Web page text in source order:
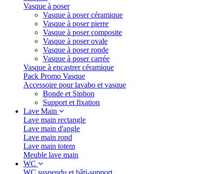
Vasque à poser
Vasque à poser céramique
Vasque à poser pierre
Vasque à poser composite
Vasque à poser ovale
Vasque à poser ronde
Vasque à poser carrée
Vasque à encastrer céramique
Pack Promo Vasque
Accessoire pour lavabo et vasque
Bonde et Siphon
Support et fixation
Lave Main
Lave main rectangle
Lave main d'angle
Lave main rond
Lave main totem
Meuble lave main
WC
WC suspendu et bâti-support